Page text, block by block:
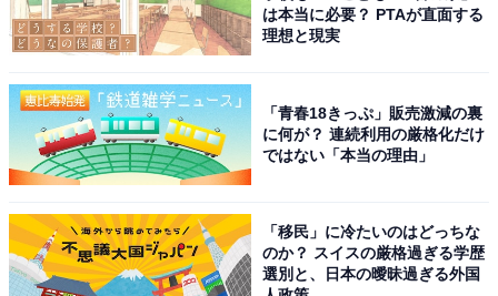
は本当に必要？ PTAが直面する
理想と現実
「青春18きっぷ」販売激減の裏
に何が？ 連続利用の厳格化だけ
ではない「本当の理由」
「移民」に冷たいのはどっちな
のか？ スイスの厳格過ぎる学歴
選別と、日本の曖昧過ぎる外国